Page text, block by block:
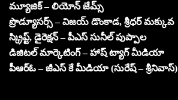
మ్యూజిక్ – లియోన్ జేమ్స్
ప్రొడ్యూసర్స్ – విజయ్ డొంకాడ, శ్రీధర్ మక్కువ
స్క్రిప్ట్, డైరెక్షన్ – పీఎస్ సునీల్ పుప్పాల
డిజిటల్ మార్కెటింగ్ – హాష్ ట్యాగ్ మీడియా
పీఆర్ఓ – జీఎస్ కే మీడియా (సురేష్ – శ్రీనివాస్)